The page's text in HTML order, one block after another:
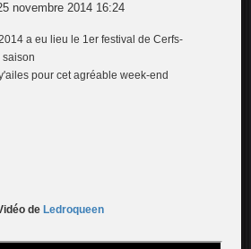
novembre 2014 16:24
a eu lieu le 1er festival de Cerfs-
saison
pour cet agréable week-end
de Ledroqueen